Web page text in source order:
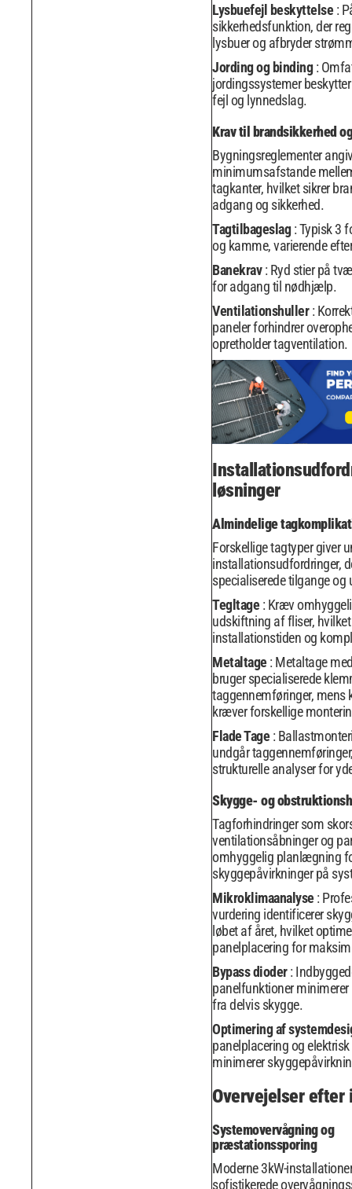
Lysbuefejl beskyttelse :
sikkerhedsfunktion, der
lysbuer og afbryder
Jording og binding:
jordingssystemer
fejl og lynnedslag.
Krav til brandsikkerhed
Bygningsreglementer
minimumsafstande
tagkanter, hvilket sikrer
adgang og sikkerhed.
Tagtilbageslag: Typisk 3
og kamme, varierende
Banekrav: Ryd stier på
for adgang til nødhjælp.
Ventilationshuller:
paneler forhindrer
opretholder tagventilation.
løsninger
Almindelige
Forskellige tagtyper giver
installationsudfordringer,
specialiserede tilgange og
Tegltage : Kræv
udskiftning af fliser,
installationstiden og
Metaltage : Metaltage
bruger specialiserede
taggennemføringer, mens
kræver forskellige
Flade Tage :
undgår
strukturelle analyser for
Skygge- og
Tagforhindringer som
ventilationsåbninger og
omhyggelig planlægning
skyggepåvirkninger på
Mikroklimaanalyse :
vurdering identificerer
løbet af året, hvilket
panelplacering for
Bypass dioder:
panelfunktioner
fra delvis skygge.
Optimering af
panelplacering og
minimerer
Overvejelser efter
Systemovervågning og
præstationssporing
Moderne 3kW-
sofistikerede